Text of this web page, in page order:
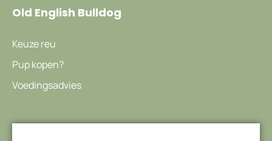
Old English Bulldog
Keuze reu
Pup kopen?
Voedingsadvies